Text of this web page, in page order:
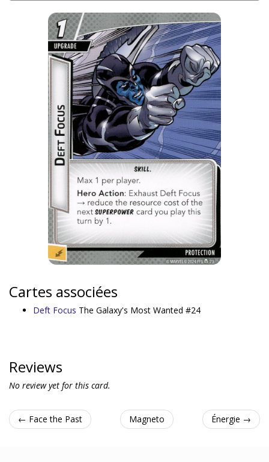
Cartes associées
Deft Focus The Galaxy's Most Wanted #24
Reviews
No review yet for this card.
← Face the Past Magneto Énergie →